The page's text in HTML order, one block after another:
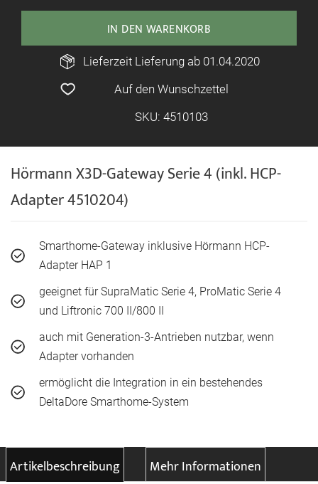
Hörmann X3D-Gateway Serie 4 (inkl. HCP-
Adapter 4510204)
IN DEN WARENKORB
Lieferzeit Lieferung ab 01.04.2020
Auf den Wunschzettel
SKU: 4510103
Smarthome-Gateway inklusive Hörmann HCP-
Adapter HAP 1
geeignet für SupraMatic Serie 4, ProMatic Serie 4
und Liftronic 700 II/800 II
auch mit Generation-3-Antrieben nutzbar, wenn
Adapter vorhanden
ermöglicht die Integration in ein bestehendes
DeltaDore Smarthome-System
Artikelbeschreibung Mehr Informationen